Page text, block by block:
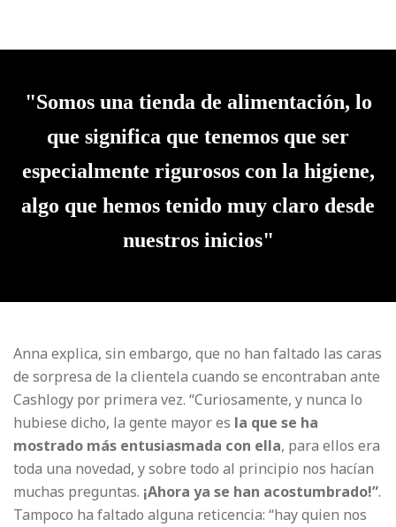
"Somos una tienda de alimentación, lo
que significa que tenemos que ser
especialmente rigurosos con la higiene,
algo que hemos tenido muy claro desde
nuestros inicios"
Anna explica, sin embargo, que no han faltado las caras
de sorpresa de la clientela cuando se encontraban ante
Cashlogy por primera vez. “Curiosamente, y nunca lo
hubiese dicho, la gente mayor es la que se ha
mostrado más entusiasmada con ella, para ellos era
toda una novedad, y sobre todo al principio nos hacían
muchas preguntas. ¡Ahora ya se han acostumbrado!”.
Tampoco ha faltado alguna reticencia: “hay quien nos